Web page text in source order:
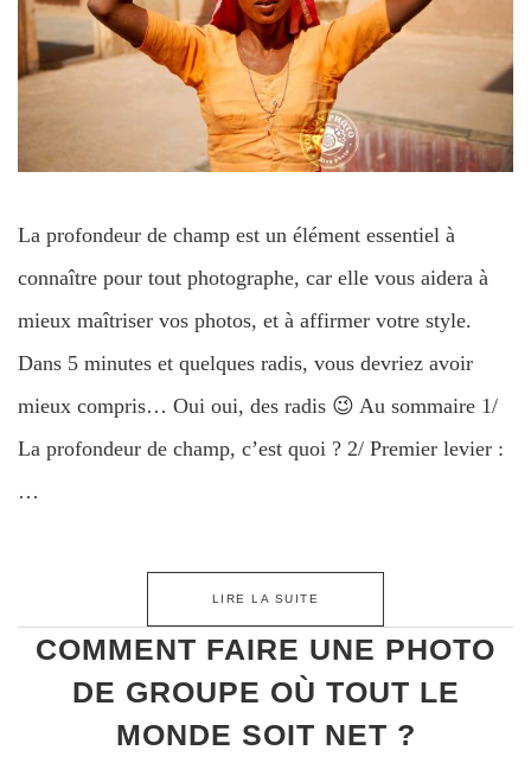
La profondeur de champ est un élément essentiel à
connaître pour tout photographe, car elle vous aidera à
mieux maîtriser vos photos, et à affirmer votre style.
Dans 5 minutes et quelques radis, vous devriez avoir
mieux compris… Oui oui, des radis 😉 Au sommaire 1/
La profondeur de champ, c’est quoi ? 2/ Premier levier :
…
LIRE LA SUITE
COMMENT FAIRE UNE PHOTO
DE GROUPE OÙ TOUT LE
MONDE SOIT NET ?